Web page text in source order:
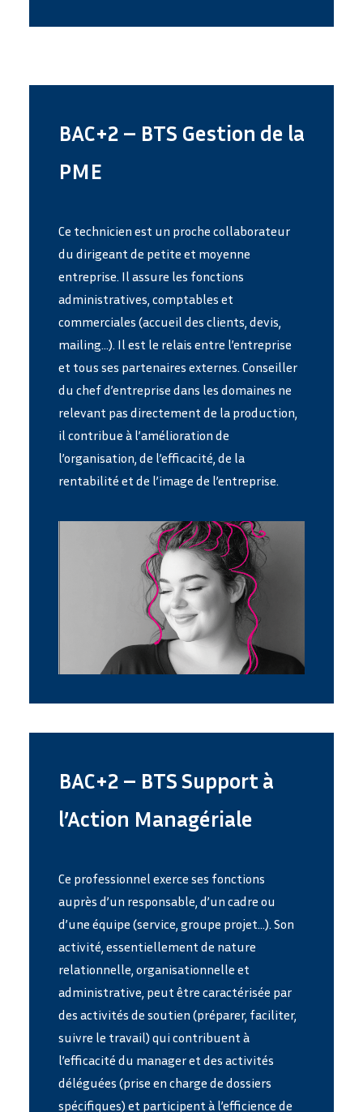
BAC+2 – BTS Gestion de la
PME
Ce technicien est un proche collaborateur
du dirigeant de petite et moyenne
entreprise. Il assure les fonctions
administratives, comptables et
commerciales (accueil des clients, devis,
mailing…). Il est le relais entre l’entreprise
et tous ses partenaires externes. Conseiller
du chef d’entreprise dans les domaines ne
relevant pas directement de la production,
il contribue à l’amélioration de
l’organisation, de l’efficacité, de la
rentabilité et de l’image de l’entreprise.
BAC+2 – BTS Support à
l’Action Managériale
Ce professionnel exerce ses fonctions
auprès d’un responsable, d’un cadre ou
d’une équipe (service, groupe projet…). Son
activité, essentiellement de nature
relationnelle, organisationnelle et
administrative, peut être caractérisée par
des activités de soutien (préparer, faciliter,
suivre le travail) qui contribuent à
l’efficacité du manager et des activités
déléguées (prise en charge de dossiers
spécifiques) et participent à l’efficience de